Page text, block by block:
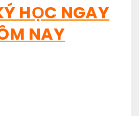
HỌC NGAY
NAY